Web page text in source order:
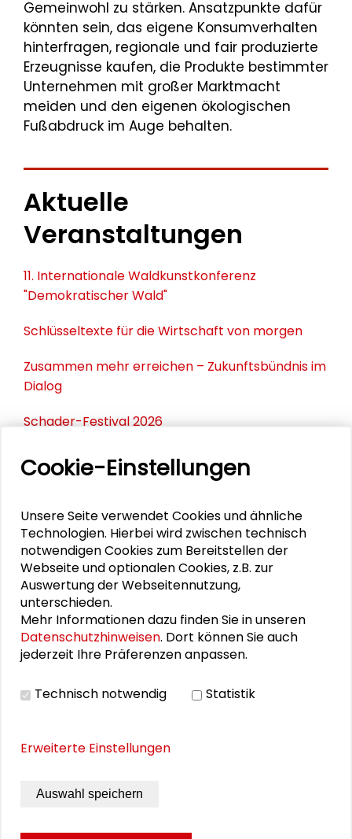
Gemeinwohl zu stärken. Ansatzpunkte dafür
könnten sein, das eigene Konsumverhalten
hinterfragen, regionale und fair produzierte
Erzeugnisse kaufen, die Produkte bestimmter
Unternehmen mit großer Marktmacht
meiden und den eigenen ökologischen
Fußabdruck im Auge behalten.
Aktuelle
Veranstaltungen
11. Internationale Waldkunstkonferenz
"Demokratischer Wald"
Schlüsseltexte für die Wirtschaft von morgen
Zusammen mehr erreichen – Zukunftsbündnis im
Dialog
Schader-Festival 2026
25. Runder Tisch Wissenschaftsstadt Darmstadt
PERSONEN IM KONTEXT
Schlüsseltexte für die Wirtschaft von morgen
DOWNLOADS
Wirtschaftswachstum (PDF)
Impressionen der Veranstaltung
Cookie-Einstellungen
Unsere Seite verwendet Cookies und ähnliche
Technologien. Hierbei wird zwischen technisch
notwendigen Cookies zum Bereitstellen der
Webseite und optionalen Cookies, z.B. zur
Auswertung der Webseitennutzung,
unterschieden.
Mehr Informationen dazu finden Sie in unseren
Datenschutzhinweisen. Dort können Sie auch
jederzeit Ihre Präferenzen anpassen.
Technisch notwendig Statistik
Erweiterte Einstellungen
Auswahl speichern